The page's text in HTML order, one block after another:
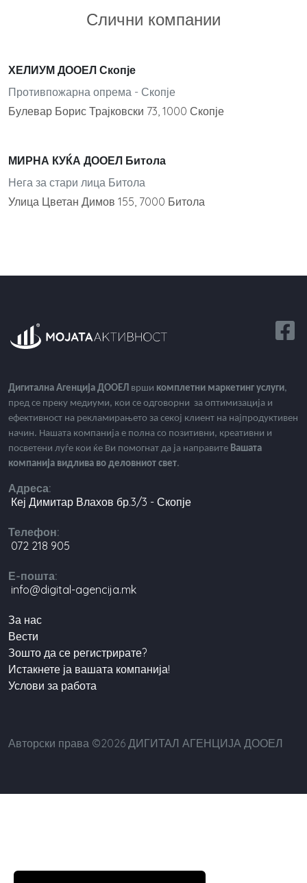
Слични компании
ХЕЛИУМ ДООЕЛ Скопје
Противпожарна опрема - Скопје
Булевар Борис Трајковски 73, 1000 Скопје
МИРНА КУЌА ДООЕЛ Битола
Нега за стари лица Битола
Улица Цветан Димов 155, 7000 Битола
Дигитална Агенција ДООЕЛ врши комплетни маркетинг услуги,
пред се преку медиуми, кои се одговорни за оптимизација и
ефективност на рекламирањето за секој клиент на најпродуктивен
начин. Нашата компанија е полна со позитивни, креативни и
посветени луѓе кои ќе Ви помогнат да ја направите Вашата
компанија видлива во деловниот свет.
Адреса:
Кеј Димитар Влахов бр.3/3 - Скопје
Телефон:
072 218 905
Е-пошта:
info@digital-agencija.mk
За нас
Вести
Зошто да се регистрирате?
Истакнете ја вашата компанија!
Услови за работа
Авторски права ©2026 ДИГИТАЛ АГЕНЦИЈА ДООЕЛ